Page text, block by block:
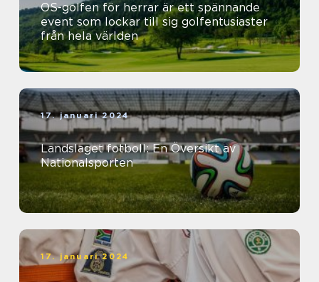
OS-golfen för herrar är ett spännande
event som lockar till sig golfentusiaster
från hela världen
17. januari 2024
Landslaget fotboll: En Översikt av
Nationalsporten
17. januari 2024